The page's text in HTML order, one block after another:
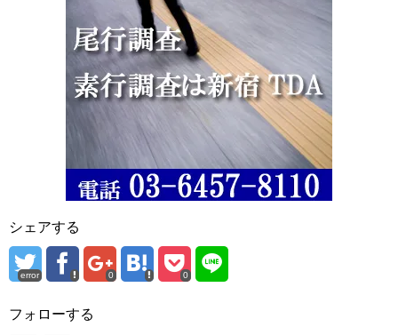
シェアする
error 0 0
フォローする